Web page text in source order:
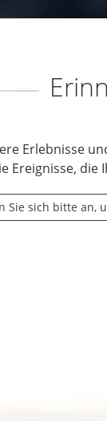
Erlebnisse
Ereignisse,
Sie sich bitte an,